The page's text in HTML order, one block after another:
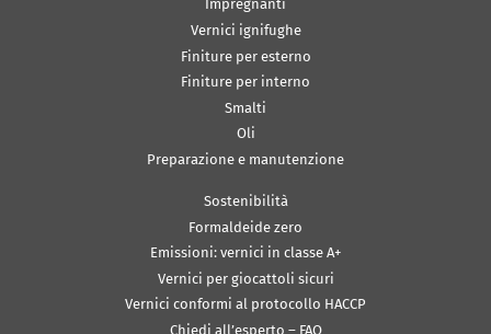
Impregnanti
Vernici ignifughe
Finiture per esterno
Finiture per interno
Smalti
Oli
Preparazione e manutenzione
Sostenibilità
Formaldeide zero
Emissioni: vernici in classe A+
Vernici per giocattoli sicuri
Vernici conformi al protocollo HACCP
Chiedi all’esperto – FAQ